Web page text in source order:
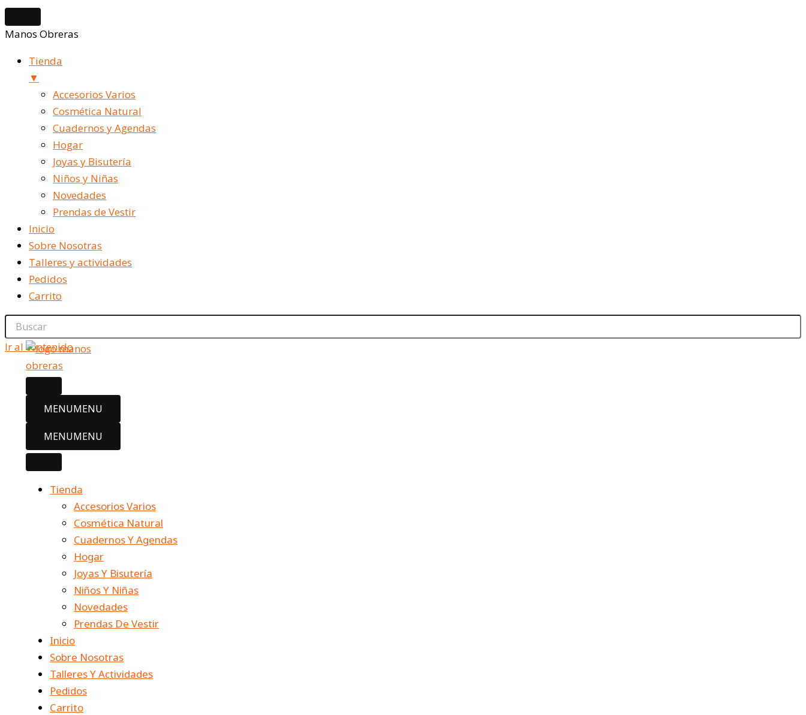
Manos Obreras
Tienda
▼
Accesorios Varios
Cosmética Natural
Cuadernos y Agendas
Hogar
Joyas y Bisutería
Niños y Niñas
Novedades
Prendas de Vestir
Inicio
Sobre Nosotras
Talleres y actividades
Pedidos
Carrito
Ir al contenido
MENUMENU
MENUMENU
Tienda
Accesorios Varios
Cosmética Natural
Cuadernos Y Agendas
Hogar
Joyas Y Bisutería
Niños Y Niñas
Novedades
Prendas De Vestir
Inicio
Sobre Nosotras
Talleres Y Actividades
Pedidos
Carrito